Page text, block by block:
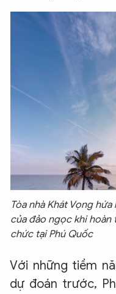
Tòa nhà Khát Vọng
của đảo ngọc khi
chức tại Phú Quốc
Với những tiềm
dự đoán trước,